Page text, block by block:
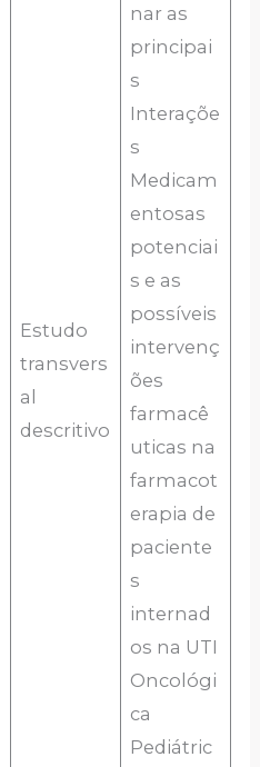
Estudo
transvers
al
descritivo
nar as
principai
s
Interaçõe
s
Medicam
entosas
potenciai
s e as
possíveis
intervenç
ões
farmacê
uticas na
farmacot
erapia de
paciente
s
internad
os na UTI
Oncológi
ca
Pediátric